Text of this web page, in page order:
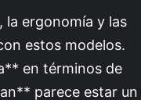
la ergonomía y las
estos modelos.
en términos de
parece estar un